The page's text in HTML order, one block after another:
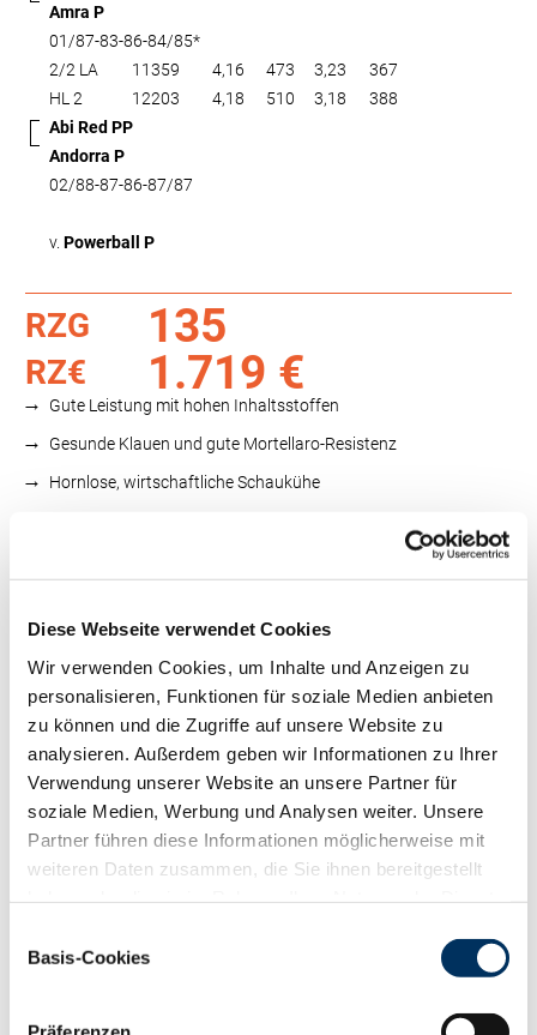
Diese Webseite verwendet Cookies
Wir verwenden Cookies, um Inhalte und Anzeigen zu
personalisieren, Funktionen für soziale Medien anbieten
zu können und die Zugriffe auf unsere Website zu
analysieren. Außerdem geben wir Informationen zu Ihrer
Verwendung unserer Website an unsere Partner für
soziale Medien, Werbung und Analysen weiter. Unsere
Partner führen diese Informationen möglicherweise mit
weiteren Daten zusammen, die Sie ihnen bereitgestellt
Cookies, wenn Sie unsere Webseite weiterhin nutzen.
Basis-Cookies
Amra P
01/87-83-86-84/85*
2/2 LA
11359 4,16 473 3,23
367
HL 2
12203 4,18 510 3,18
388
Abi Red PP
Andorra P
02/88-87-86-87/87
v. Powerball P
RZG 135
RZ€ 1.719 €
Gute Leistung mit hohen Inhaltsstoffen
Gesunde Klauen und gute Mortellaro-Resistenz
Hornlose, wirtschaftliche Schaukühe
RZN
RZKd
RZKm
RZÖko
Gesundheit
88 100 112 124
RZGesund
RZMetabol
108
103
125